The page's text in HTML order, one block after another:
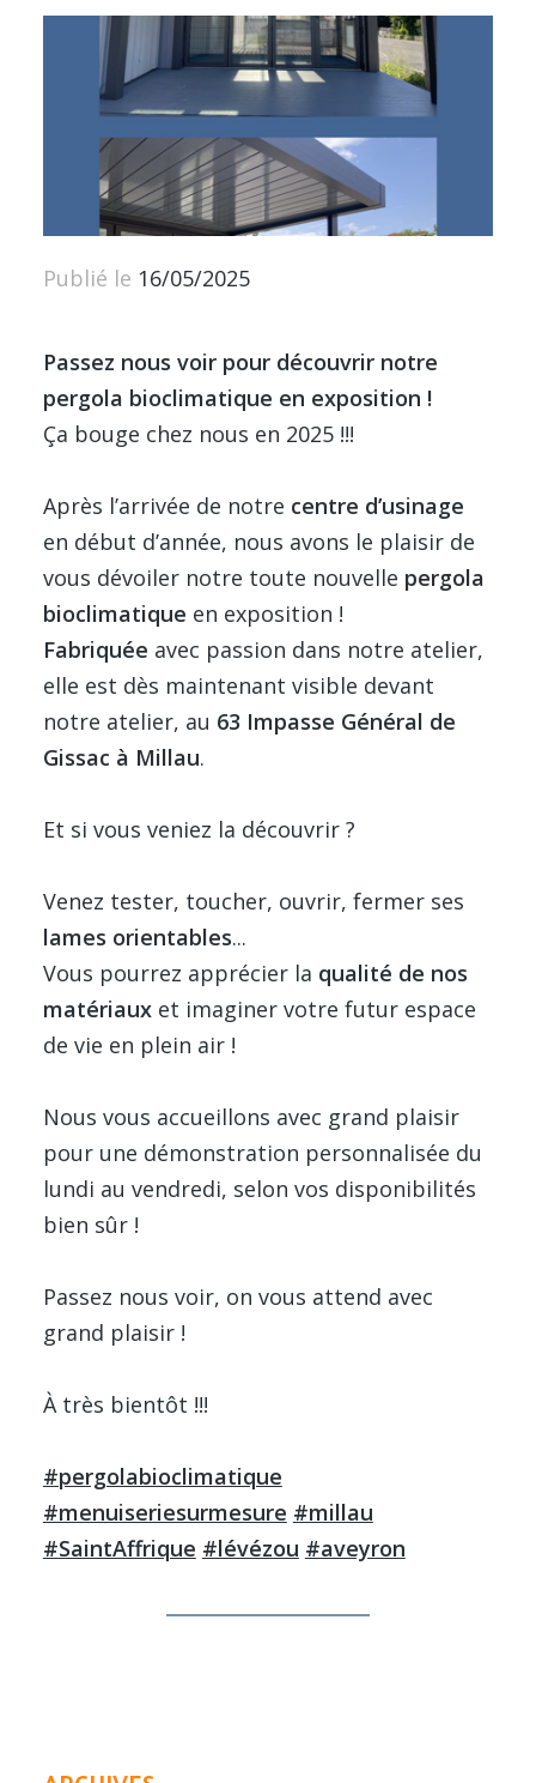
Publié le 16/05/2025
Passez nous voir pour découvrir notre
pergola bioclimatique en exposition !
Ça bouge chez nous en 2025 !!!
Après l’arrivée de notre centre d’usinage
en début d’année, nous avons le plaisir de
vous dévoiler notre toute nouvelle pergola
bioclimatique en exposition !
Fabriquée avec passion dans notre atelier,
elle est dès maintenant visible devant
notre atelier, au 63 Impasse Général de
Gissac à Millau.
Et si vous veniez la découvrir ?
Venez tester, toucher, ouvrir, fermer ses
lames orientables...
Vous pourrez apprécier la qualité de nos
matériauxet imaginer votre futur espace
de vie en plein air !
Nous vous accueillons avec grand plaisir
pour une démonstration personnalisée du
lundi au vendredi, selon vos disponibilités
bien sûr !
Passez nous voir, on vous attend avec
grand plaisir !
À très bientôt !!!
#pergolabioclimatique
#menuiseriesurmesure #millau
#SaintAffrique #lévézou #aveyron